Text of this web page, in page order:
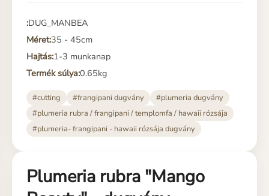
:DUG_MANBEA
Méret:35 - 45cm
Hajtás:1-3 munkanap
Termék súlya:0.65kg
#cutting #frangipani dugvány
#plumeria dugvány
#plumeria rubra / frangipani / templomfa / hawaii rózsája
#plumeria- frangipani - hawaii rózsája dugvány
Plumeria rubra "Mango